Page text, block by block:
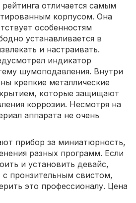
отличается самым
корпусом. Она
особенностям
устанавливается в
и настраивать.
индикатор
шумоподавления. Внутри
крепкие металлические
которые защищают
коррозии. Несмотря на
аппарата не очень
прибор за миниатюрность,
разных программ. Если
и установить девайс,
с пронзительным свистом,
это профессионалу. Цена